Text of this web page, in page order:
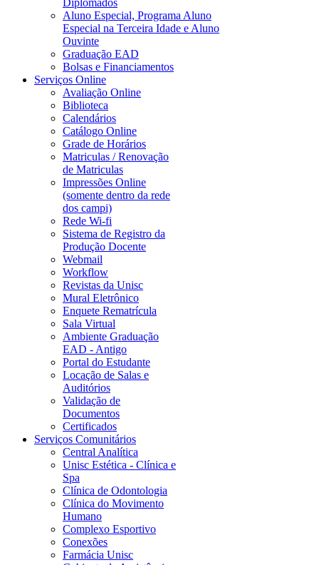
Diplomados
Aluno Especial, Programa Aluno
Especial na Terceira Idade e Aluno
Ouvinte
Graduação EAD
Bolsas e Financiamentos
Serviços Online
Avaliação Online
Biblioteca
Calendários
Catálogo Online
Grade de Horários
Matriculas / Renovação
de Matriculas
Impressões Online
(somente dentro da rede
dos campi)
Rede Wi-fi
Sistema de Registro da
Produção Docente
Webmail
Workflow
Revistas da Unisc
Mural Eletrônico
Enquete Rematrícula
Sala Virtual
Ambiente Graduação
EAD - Antigo
Portal do Estudante
Locação de Salas e
Auditórios
Validação de
Documentos
Certificados
Serviços Comunitários
Central Analítica
Unisc Estética - Clínica e
Spa
Clínica de Odontologia
Clínica do Movimento
Humano
Complexo Esportivo
Conexões
Farmácia Unisc